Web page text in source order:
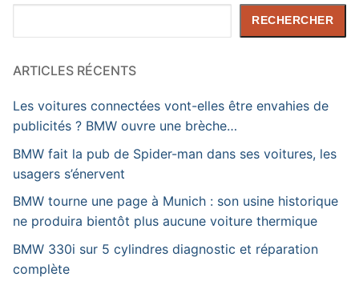
RECHERCHER
ARTICLES RÉCENTS
Les voitures connectées vont-elles être envahies de
publicités ? BMW ouvre une brèche…
BMW fait la pub de Spider-man dans ses voitures, les
usagers s’énervent
BMW tourne une page à Munich : son usine historique
ne produira bientôt plus aucune voiture thermique
BMW 330i sur 5 cylindres diagnostic et réparation
complète